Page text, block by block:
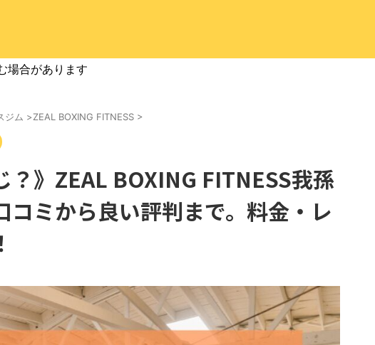
場合があります
ジム >ZEAL BOXING FITNESS >
？》ZEAL BOXING FITNESS我孫
コミから良い評判まで。料金・レ